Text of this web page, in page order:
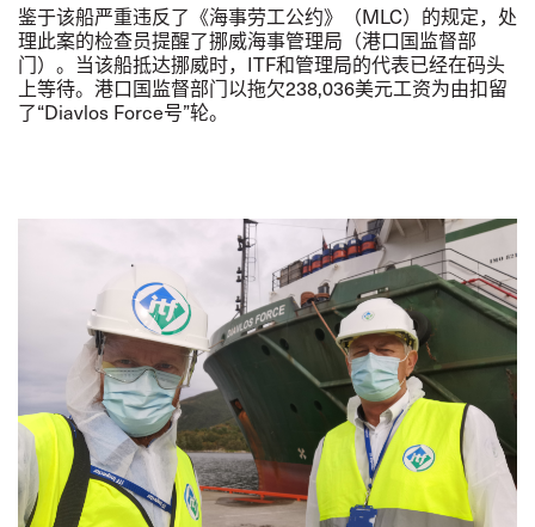
鉴于该船严重违反了《海事劳工公约》（MLC）的规定，处
理此案的检查员提醒了挪威海事管理局（港口国监督部
门）。当该船抵达挪威时， ITF和管理局的代表已经在码头
上等待。港口国监督部门以拖欠238,036美元工资为由扣留
了“Diavlos Force号”轮。